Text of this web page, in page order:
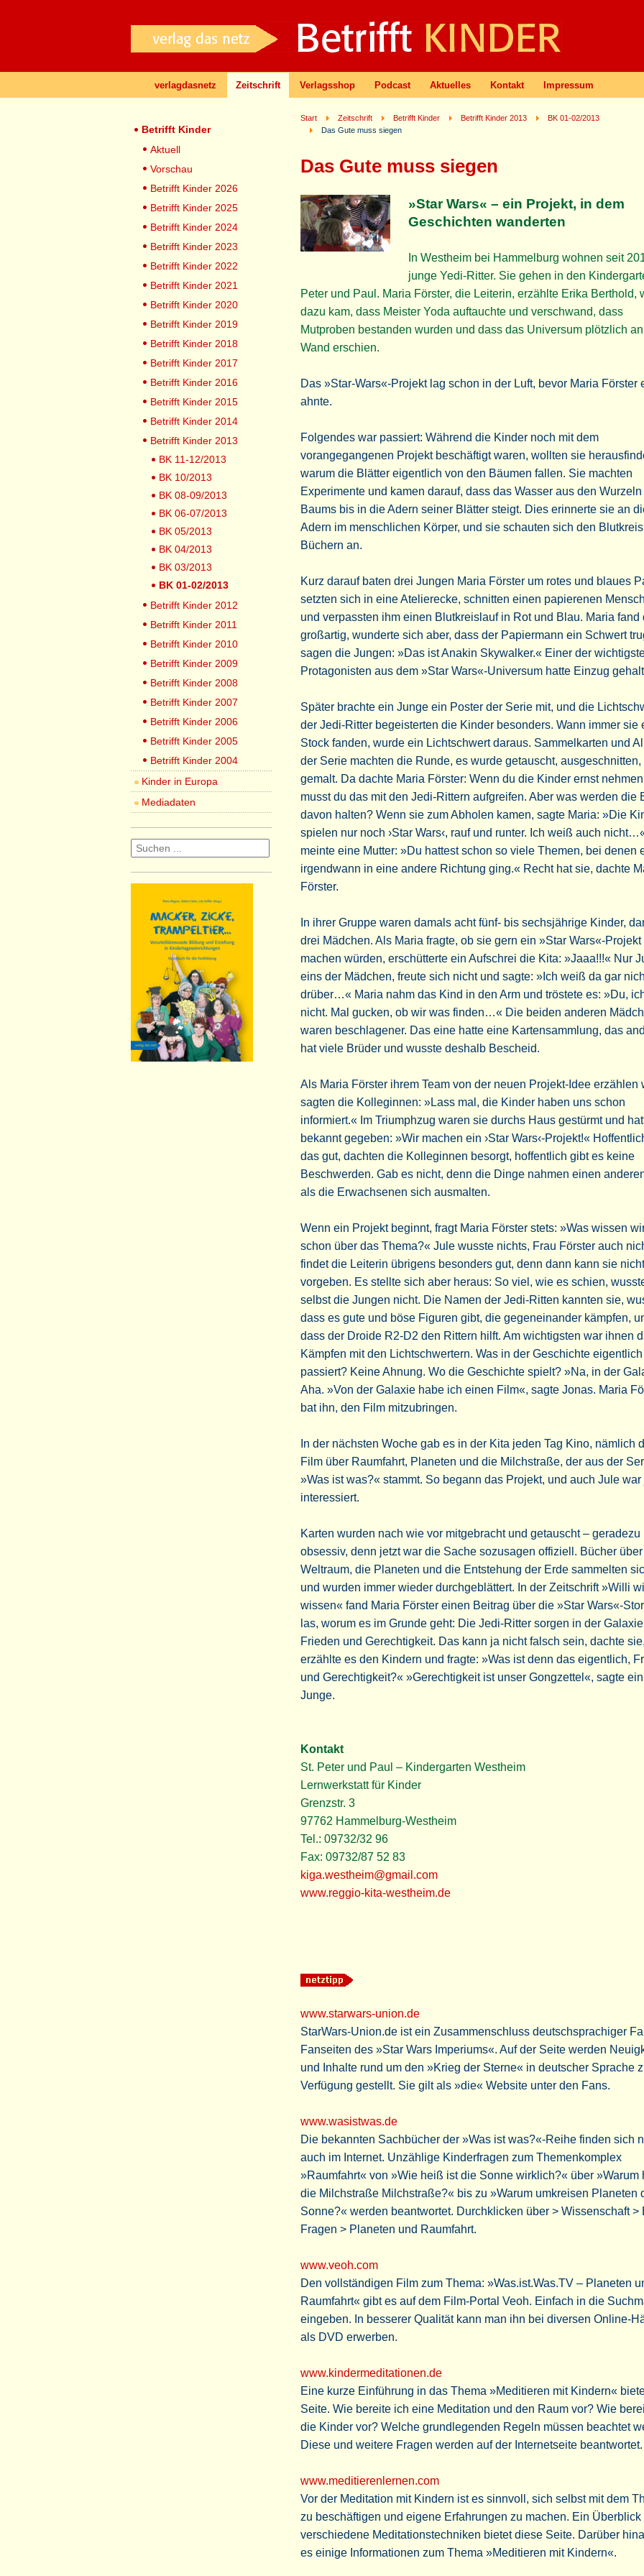
verlagdasnetz Zeitschrift Verlagsshop Podcast Aktuelles Kontakt Impressum
Start Zeitschrift Betrifft Kinder Betrifft Kinder 2013
BK 01-02/2013
Das Gute muss siegen
Das Gute muss siegen
»Star Wars« – ein Projekt, in dem
Geschichten wanderten
In Westheim bei Hammelburg wohnen seit
junge Yedi-Ritter. Sie gehen in den
Peter und Paul. Maria Förster, die Leiterin, erzählte Erika Berthold,
dazu kam, dass Meister Yoda auftauchte und verschwand, dass
Mutproben bestanden wurden und dass das Universum plötzlich
Wand erschien.
Das »Star-Wars«-Projekt lag schon in der Luft, bevor Maria Förster
ahnte.
Folgendes war passiert: Während die Kinder noch mit dem
vorangegangenen Projekt beschäftigt waren, wollten sie
warum die Blätter eigentlich von den Bäumen fallen. Sie machten
Experimente und kamen darauf, dass das Wasser aus den
Baums bis in die Adern seiner Blätter steigt. Dies erinnerte sie an
Adern im menschlichen Körper, und sie schauten sich den
Büchern an.
Kurz darauf baten drei Jungen Maria Förster um rotes und blaues
setzten sich in eine Atelierecke, schnitten einen papierenen
und verpassten ihm einen Blutkreislauf in Rot und Blau. Maria fand
großartig, wunderte sich aber, dass der Papiermann ein Schwert
sagen die Jungen: »Das ist Anakin Skywalker.« Einer der
Protagonisten aus dem »Star Wars«-Universum hatte Einzug
Später brachte ein Junge ein Poster der Serie mit, und die
der Jedi-Ritter begeisterten die Kinder besonders. Wann immer sie
Stock fanden, wurde ein Lichtschwert daraus. Sammelkarten und
der Serie machten die Runde, es wurde getauscht, ausgeschnitten,
gemalt. Da dachte Maria Förster: Wenn du die Kinder ernst
musst du das mit den Jedi-Rittern aufgreifen. Aber was werden die
davon halten? Wenn sie zum Abholen kamen, sagte Maria: »Die
spielen nur noch ›Star Wars‹, rauf und runter. Ich weiß auch
meinte eine Mutter: »Du hattest schon so viele Themen, bei denen
irgendwann in eine andere Richtung ging.« Recht hat sie, dachte
Förster.
In ihrer Gruppe waren damals acht fünf- bis sechsjährige Kinder,
drei Mädchen. Als Maria fragte, ob sie gern ein »Star Wars«-Projekt
machen würden, erschütterte ein Aufschrei die Kita: »Jaaa!!!« Nur
eins der Mädchen, freute sich nicht und sagte: »Ich weiß da gar
drüber…« Maria nahm das Kind in den Arm und tröstete es: »Du,
nicht. Mal gucken, ob wir was finden…« Die beiden anderen
waren beschlagener. Das eine hatte eine Kartensammlung, das
hat viele Brüder und wusste deshalb Bescheid.
Als Maria Förster ihrem Team von der neuen Projekt-Idee erzählen
sagten die Kolleginnen: »Lass mal, die Kinder haben uns schon
informiert.« Im Triumphzug waren sie durchs Haus gestürmt und
bekannt gegeben: »Wir machen ein ›Star Wars‹-Projekt!«
das gut, dachten die Kolleginnen besorgt, hoffentlich gibt es keine
Beschwerden. Gab es nicht, denn die Dinge nahmen einen
als die Erwachsenen sich ausmalten.
Wenn ein Projekt beginnt, fragt Maria Förster stets: »Was wissen
schon über das Thema?« Jule wusste nichts, Frau Förster auch
findet die Leiterin übrigens besonders gut, denn dann kann sie
vorgeben. Es stellte sich aber heraus: So viel, wie es schien,
selbst die Jungen nicht. Die Namen der Jedi-Ritten kannten sie,
dass es gute und böse Figuren gibt, die gegeneinander kämpfen,
dass der Droide R2-D2 den Rittern hilft. Am wichtigsten war ihnen
Kämpfen mit den Lichtschwertern. Was in der Geschichte eigentlich
passiert? Keine Ahnung. Wo die Geschichte spielt? »Na, in der
Aha. »Von der Galaxie habe ich einen Film«, sagte Jonas. Maria
bat ihn, den Film mitzubringen.
In der nächsten Woche gab es in der Kita jeden Tag Kino, nämlich
Film über Raumfahrt, Planeten und die Milchstraße, der aus der
»Was ist was?« stammt. So begann das Projekt, und auch Jule war
interessiert.
Karten wurden nach wie vor mitgebracht und getauscht – geradezu
obsessiv, denn jetzt war die Sache sozusagen offiziell. Bücher
Weltraum, die Planeten und die Entstehung der Erde sammelten
und wurden immer wieder durchgeblättert. In der Zeitschrift »Willi
wissen« fand Maria Förster einen Beitrag über die »Star Wars«-
las, worum es im Grunde geht: Die Jedi-Ritter sorgen in der
Frieden und Gerechtigkeit. Das kann ja nicht falsch sein, dachte sie,
erzählte es den Kindern und fragte: »Was ist denn das eigentlich,
und Gerechtigkeit?« »Gerechtigkeit ist unser Gongzettel«, sagte ein
Junge.
Kontakt
St. Peter und Paul – Kindergarten Westheim
Lernwerkstatt für Kinder
Grenzstr. 3
97762 Hammelburg-Westheim
Tel.: 09732/32 96
Fax: 09732/87 52 83
kiga.westheim@gmail.com
www.reggio-kita-westheim.de
www.starwars-union.de
StarWars-Union.de ist ein Zusammenschluss deutschsprachiger
Fanseiten des »Star Wars Imperiums«. Auf der Seite werden
und Inhalte rund um den »Krieg der Sterne« in deutscher Sprache
Verfügung gestellt. Sie gilt als »die« Website unter den Fans.
www.wasistwas.de
Die bekannten Sachbücher der »Was ist was?«-Reihe finden sich
auch im Internet. Unzählige Kinderfragen zum Themenkomplex
»Raumfahrt« von »Wie heiß ist die Sonne wirklich?« über »Warum
die Milchstraße Milchstraße?« bis zu »Warum umkreisen Planeten
Sonne?« werden beantwortet. Durchklicken über > Wissenschaft >
Fragen > Planeten und Raumfahrt.
www.veoh.com
Den vollständigen Film zum Thema: »Was.ist.Was.TV – Planeten
Raumfahrt« gibt es auf dem Film-Portal Veoh. Einfach in die
eingeben. In besserer Qualität kann man ihn bei diversen Online-
als DVD erwerben.
www.kindermeditationen.de
Eine kurze Einführung in das Thema »Meditieren mit Kindern«
Seite. Wie bereite ich eine Meditation und den Raum vor? Wie
die Kinder vor? Welche grundlegenden Regeln müssen beachtet
Diese und weitere Fragen werden auf der Internetseite beantwortet.
www.meditierenlernen.com
Vor der Meditation mit Kindern ist es sinnvoll, sich selbst mit dem
zu beschäftigen und eigene Erfahrungen zu machen. Ein Überblick
verschiedene Meditationstechniken bietet diese Seite. Darüber
es einige Informationen zum Thema »Meditieren mit Kindern«.
Betrifft Kinder
Aktuell
Vorschau
Betrifft Kinder 2026
Betrifft Kinder 2025
Betrifft Kinder 2024
Betrifft Kinder 2023
Betrifft Kinder 2022
Betrifft Kinder 2021
Betrifft Kinder 2020
Betrifft Kinder 2019
Betrifft Kinder 2018
Betrifft Kinder 2017
Betrifft Kinder 2016
Betrifft Kinder 2015
Betrifft Kinder 2014
Betrifft Kinder 2013
BK 11-12/2013
BK 10/2013
BK 08-09/2013
BK 06-07/2013
BK 05/2013
BK 04/2013
BK 03/2013
BK 01-02/2013
Betrifft Kinder 2012
Betrifft Kinder 2011
Betrifft Kinder 2010
Betrifft Kinder 2009
Betrifft Kinder 2008
Betrifft Kinder 2007
Betrifft Kinder 2006
Betrifft Kinder 2005
Betrifft Kinder 2004
Kinder in Europa
Mediadaten